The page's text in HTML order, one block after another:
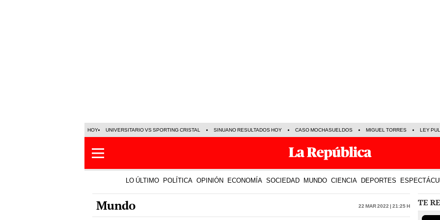
HOY UNIVERSITARIO VS SPORTING CRISTAL SINUANO RESULTADOS HOY CASO MOCHASUELDOS MIGUEL TORRES LEY
LO ÚLTIMO POLÍTICA OPINIÓN ECONOMÍA SOCIEDAD MUNDO CIENCIA DEPORTES
Mundo 22 Mar 2022 | 21:25 h TE